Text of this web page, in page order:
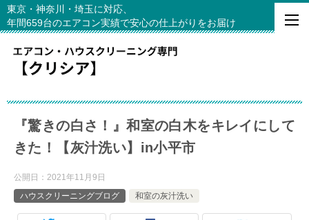
東京・神奈川・埼玉に対応、
年間659台のエアコン実績で安心の仕上がりをお届け
『驚きの白さ！』和室の白木をキレイにして
きた！【灰汁洗い】in小平市
公開日： 2021年11月9日
ハウスクリーニングブログ
和室の灰汁洗い